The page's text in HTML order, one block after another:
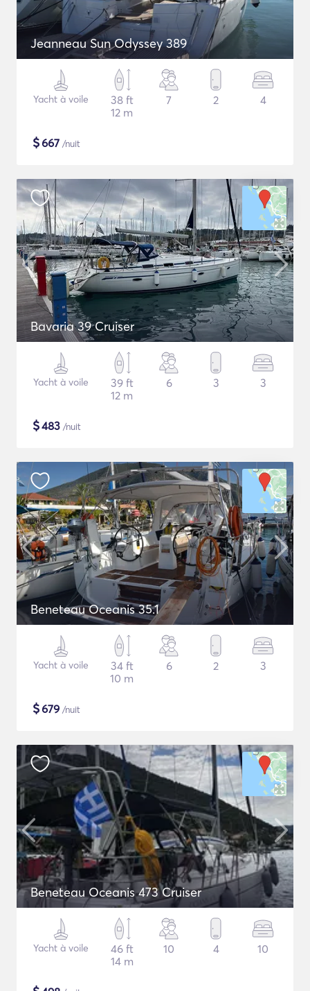
Jeanneau Sun Odyssey 389
Yacht à voile
38 ft
12 m
7 2 4
$667 /nuit
Bavaria 39 Cruiser
Yacht à voile
39 ft
12 m
6 3 3
$483 /nuit
Beneteau Oceanis 35.1
Yacht à voile
34 ft
10 m
6 2 3
$679 /nuit
Beneteau Oceanis 473 Cruiser
Yacht à voile
46 ft
14 m
10 4 10